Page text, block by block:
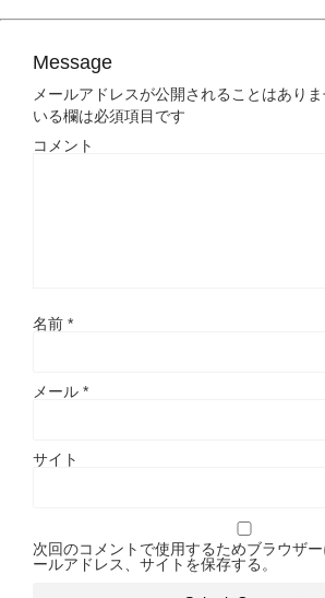
Message
メールアドレスが公開されることはありま
いる欄は必須項目です
コメント
名前 *
メール *
サイト
次回のコメントで使用するためブラウザ
ールアドレス、サイトを保存する。